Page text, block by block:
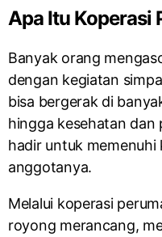
Apa Itu Koperasi
Banyak orang
dengan kegiatan
bisa bergerak di
hingga kesehatan dan
hadir untuk memenuhi
anggotanya.
Melalui koperasi
royong merancang,